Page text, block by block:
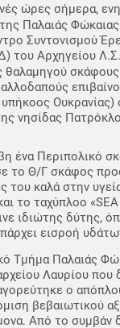
ώρες σήμερα,
Παλαιάς
Συντονισμού
του Αρχηγείου
θαλαμηγού
υπήκοος Ουκρανίας)
νησίδας
ένα Περιπολικό
το Θ/Γ σκάφος
του καλά στην
το ταχύπλοο
ιδιώτης δύτης,
εισροή
Τμήμα Παλαιάς
Λαυρίου που
ο
βεβαιωτικού
Από το συμβάν